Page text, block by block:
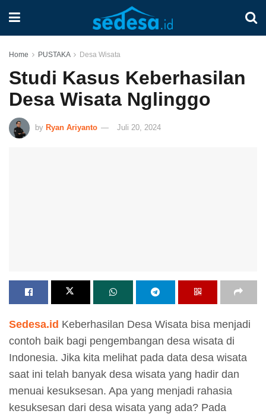
Home PUSTAKA Desa Wisata
Studi Kasus Keberhasilan
Desa Wisata Nglinggo
by Ryan Ariyanto Juli 20, 2024
Sedesa.id Keberhasilan Desa Wisata bisa menjadi
contoh baik bagi pengembangan desa wisata di
Indonesia. Jika kita melihat pada data desa wisata
saat ini telah banyak desa wisata yang hadir dan
menuai kesuksesan. Apa yang menjadi rahasia
kesuksesan dari desa wisata yang ada? Pada